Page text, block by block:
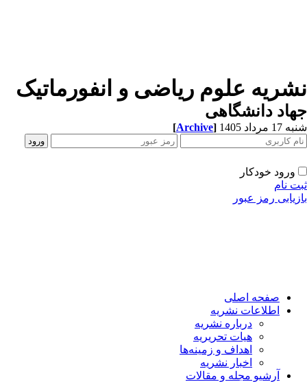
علوم ریاضی و انفورماتیک
دانشگاهی
مرداد 1405 [Archive]
ورود خودکار
نام
رمز عبور
صفحه اصلی
اطلاعات نشریه
درباره نشریه
هیات تحریریه
اهداف و زمینه‌ها
اخبار نشریه
آرشیو مجله و مقالات